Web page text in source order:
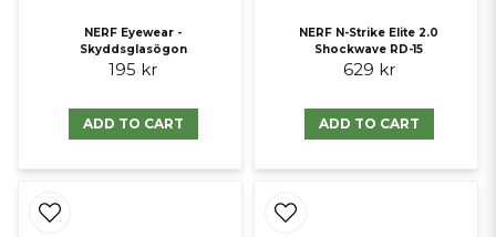
NERF Eyewear -
Skyddsglasögon
195 kr
ADD TO CART
NERF N-Strike Elite 2.0
Shockwave RD-15
629 kr
ADD TO CART